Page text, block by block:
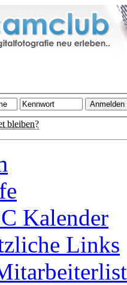
bleiben?
Kalender
Links